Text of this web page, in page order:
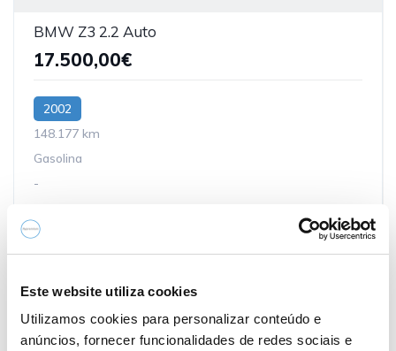
Este website utiliza cookies
Utilizamos cookies para personalizar conteúdo e
anúncios, fornecer funcionalidades de redes sociais e
BMW Z3 2.2 Auto
17.500,00€
2002
148.177 km
Gasolina
-
Garantia Fábrica